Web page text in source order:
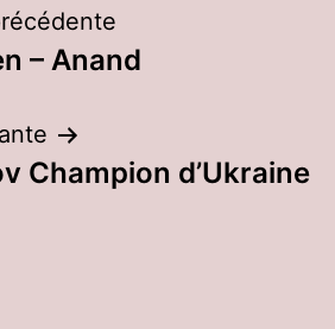
– Anand
Champion d’Ukraine